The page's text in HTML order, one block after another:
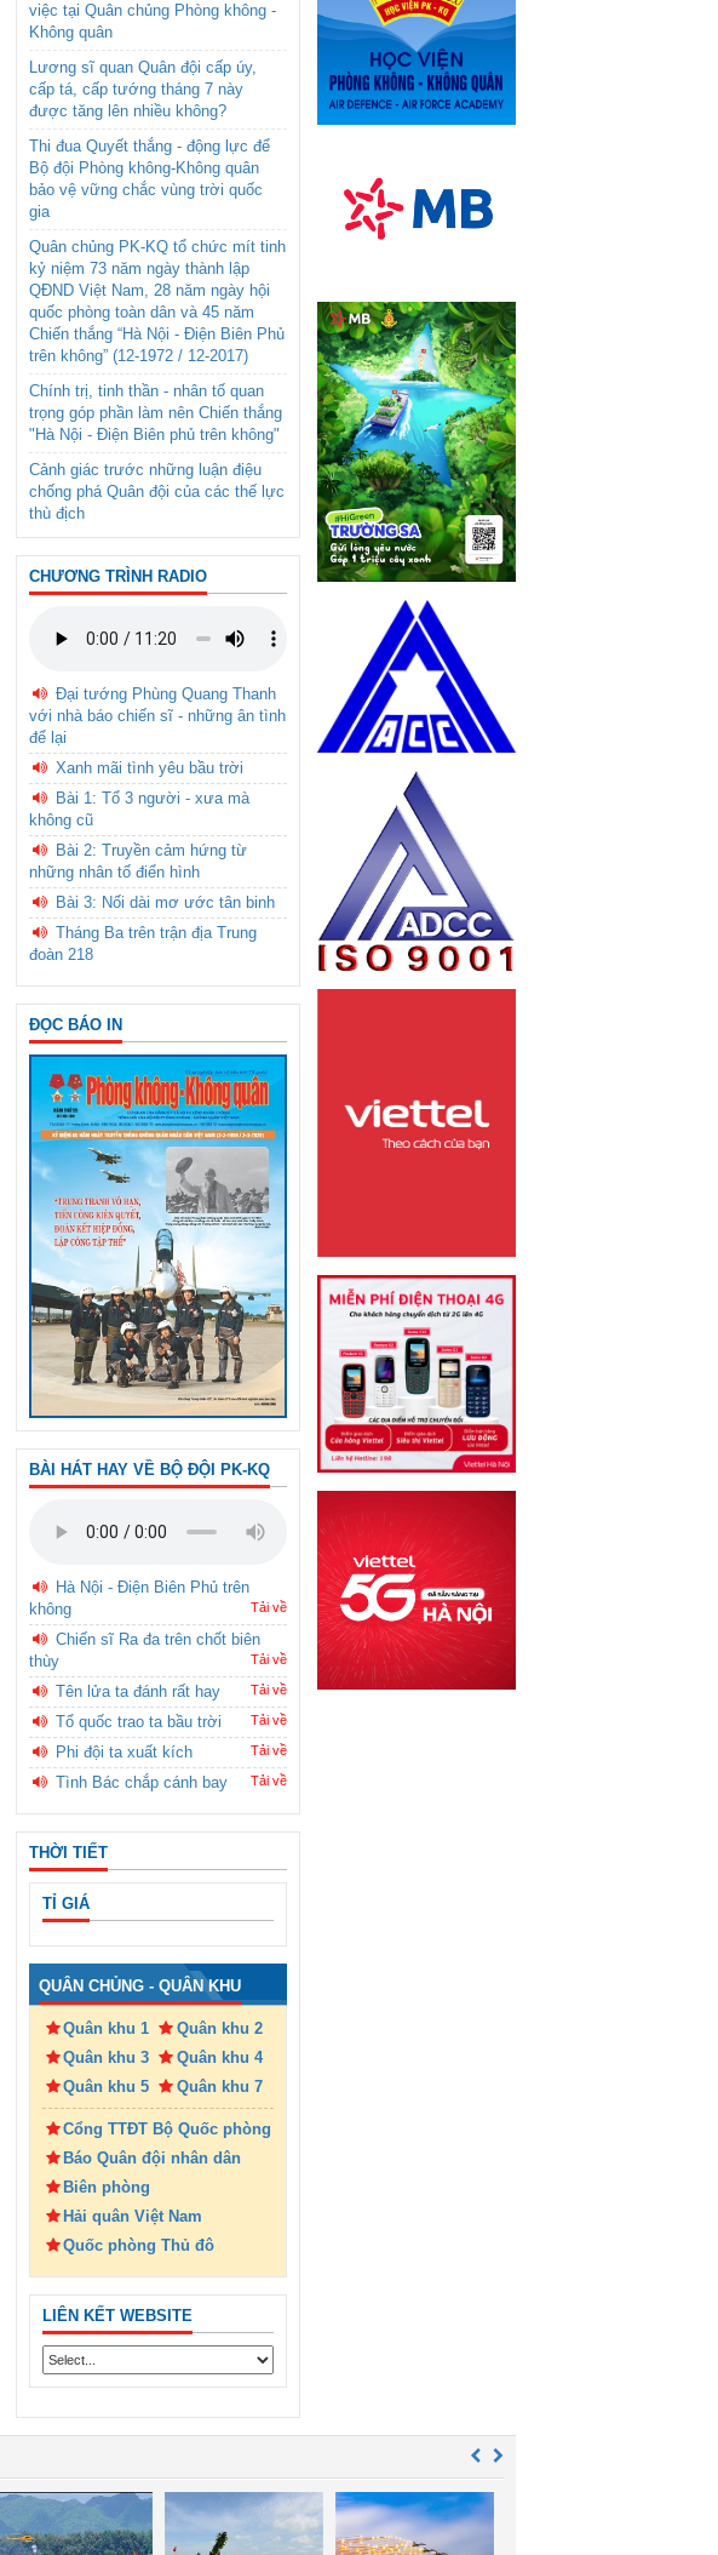
việc tại Quân chủng Phòng không -
Không quân
Lương sĩ quan Quân đội cấp úy,
cấp tá, cấp tướng tháng 7 này
được tăng lên nhiều không?
Thi đua Quyết thắng - động lực để
Bộ đội Phòng không-Không quân
bảo vệ vững chắc vùng trời quốc
gia
Quân chủng PK-KQ tổ chức mít tinh
kỷ niệm 73 năm ngày thành lập
QĐND Việt Nam, 28 năm ngày hội
quốc phòng toàn dân và 45 năm
Chiến thắng “Hà Nội - Điện Biên Phủ
trên không” (12-1972 / 12-2017)
Chính trị, tinh thần - nhân tố quan
trọng góp phần làm nên Chiến thắng
"Hà Nội - Điện Biên phủ trên không"
Cảnh giác trước những luận điệu
chống phá Quân đội của các thế lực
thù địch
CHƯƠNG TRÌNH RADIO
Đại tướng Phùng Quang Thanh
với nhà báo chiến sĩ - những ân tình
để lại
Xanh mãi tình yêu bầu trời
Bài 1: Tổ 3 người - xưa mà
không cũ
Bài 2: Truyền cảm hứng từ
những nhân tố điển hình
Bài 3: Nối dài mơ ước tân binh
Tháng Ba trên trận địa Trung
đoàn 218
ĐỌC BÁO IN
BÀI HÁT HAY VỀ BỘ ĐỘI PK-KQ
Hà Nội - Điện Biên Phủ trên
không
Tải về
Chiến sĩ Ra đa trên chốt biên
thùy
Tải về
Tên lửa ta đánh rất hay Tải về
Tổ quốc trao ta bầu trời Tải về
Phi đội ta xuất kích Tải về
Tình Bác chắp cánh bay Tải về
THỜI TIẾT
TỈ GIÁ
QUÂN CHỦNG - QUÂN KHU
Quân khu 1
Quân khu 2
Quân khu 3
Quân khu 4
Quân khu 5
Quân khu 7
Cổng TTĐT Bộ Quốc phòng
Báo Quân đội nhân dân
Biên phòng
Hải quân Việt Nam
Quốc phòng Thủ đô
LIÊN KẾT WEBSITE